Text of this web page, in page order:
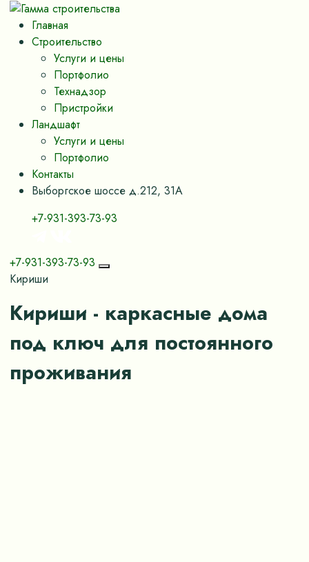
Главная
Строительство
Услуги и цены
Портфолио
Технадзор
Пристройки
Ландшафт
Услуги и цены
Портфолио
Контакты
Выборгское шоссе д.212, 31А
+7-931-393-73-93
+7-931-393-73-93
Кириши
Кириши - каркасные дома
под ключ для постоянного
проживания